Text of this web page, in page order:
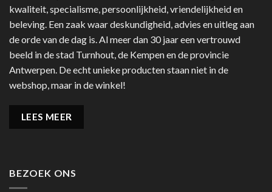
kwaliteit, specialisme, persoonlijkheid, vriendelijkheid en
beleving. Een zaak waar deskundigheid, advies en uitleg aan
de orde van de dag is. Al meer dan 30 jaar een vertrouwd
beeld in de stad Turnhout, de Kempen en de provincie
Antwerpen. De echt unieke producten staan niet in de
webshop, maar in de winkel!
LEES MEER
BEZOEK ONS